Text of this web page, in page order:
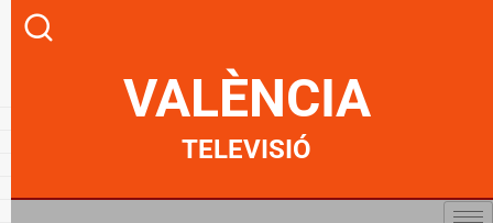
VALÈNCIA
TELEVISIÓ